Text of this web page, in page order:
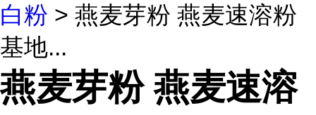
白粉 > 燕麦芽粉 燕麦速溶粉
基地...
燕麦芽粉 燕麦速溶